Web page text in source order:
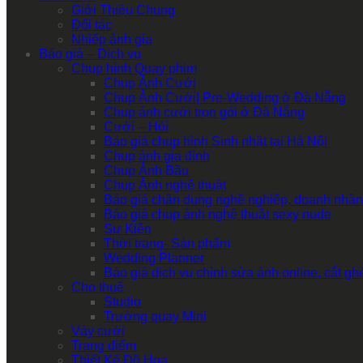
Giới Thiệu Chung
Đối tác
Nhiếp ảnh gia
Báo giá – Dịch vụ
Chụp hình Quay phim
Chụp Ảnh Cưới
Chụp Ảnh Cưới| Pre-Wedding ở Đà Nẵng
Chụp ảnh cưới trọn gói ở Đà Nẵng
Cưới – Hỏi
Báo giá chụp hình Sinh nhật tại Hà Nội
Chụp ảnh gia đình
Chụp Ảnh Bầu
Chụp Ảnh nghệ thuật
Báo giá chân dung nghề nghiệp, doanh nhân
Báo giá chụp ảnh nghệ thuật sexy nude
Sự Kiện
Thời trang- Sản phẩm
Wedding Planner
Báo giá dịch vụ chỉnh sửa ảnh online, cắt
Cho thuê
Studio
Trường quay Mini
Váy cưới
Trang điểm
Thiết Kế Đồ Họa